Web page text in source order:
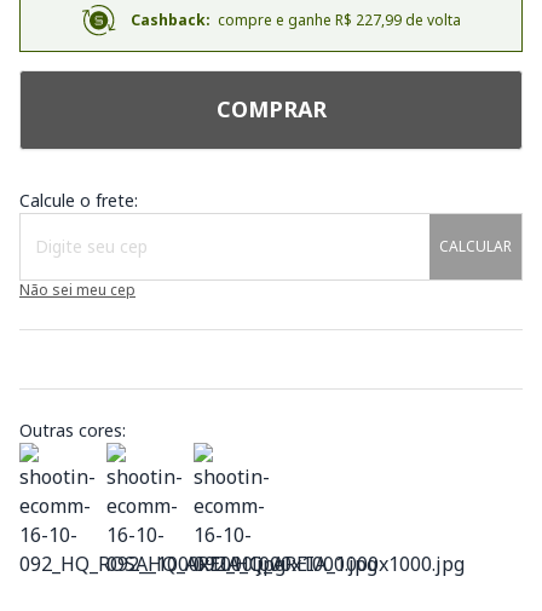
Cashback: compre e ganhe R$ 227,99 de volta
COMPRAR
Calcule o frete:
CALCULAR
Não sei meu cep
Outras cores: